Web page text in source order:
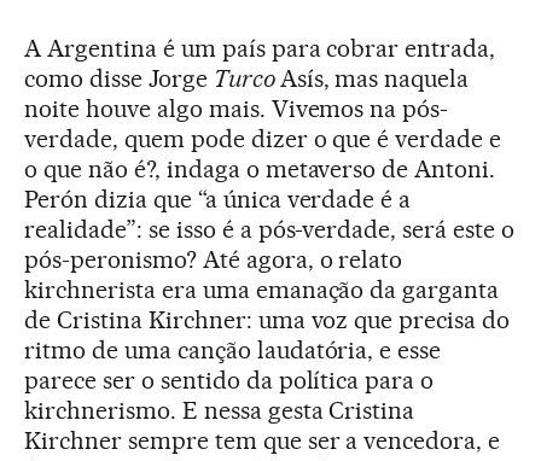
A Argentina é um país para cobrar entrada,
como disse Jorge TurcoAsís, mas naquela
noite houve algo mais. Vivemos na pós-
verdade, quem pode dizer o que é verdade e
o que não é?, indaga o metaverso de Antoni.
Perón dizia que “a única verdade é a
realidade”: se isso é a pós-verdade, será este o
pós-peronismo? Até agora, o relato
kirchnerista era uma emanação da garganta
de Cristina Kirchner: uma voz que precisa do
ritmo de uma canção laudatória, e esse
parece ser o sentido da política para o
kirchnerismo. E nessa gesta Cristina
Kirchner sempre tem que ser a vencedora, e